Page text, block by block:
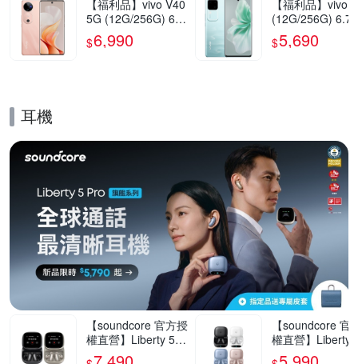
【福利品】vivo V40
5G (12G/256G) 6.7
8吋智慧型手機(9成
新)
$6,990
【福利品】vivo
(12G/256G)
5G智慧型手機(9
新)
$5,690
耳機
【soundcore 官方授
權直營】Liberty 5 P
ro Max AI降噪真無
【soundcore 官
權直營】Liberty
ro AI降噪真無線